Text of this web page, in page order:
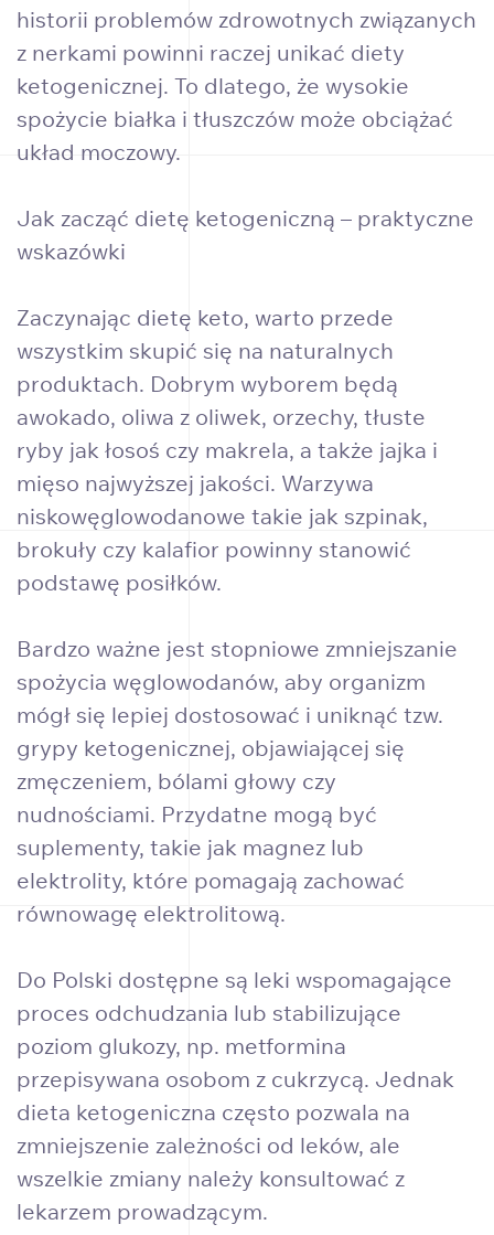
historii problemów zdrowotnych związanych
z nerkami powinni raczej unikać diety
ketogenicznej. To dlatego, że wysokie
spożycie białka i tłuszczów może obciążać
układ moczowy.
Jak zacząć dietę ketogeniczną – praktyczne
wskazówki
Zaczynając dietę keto, warto przede
wszystkim skupić się na naturalnych
produktach. Dobrym wyborem będą
awokado, oliwa z oliwek, orzechy, tłuste
ryby jak łosoś czy makrela, a także jajka i
mięso najwyższej jakości. Warzywa
niskowęglowodanowe takie jak szpinak,
brokuły czy kalafior powinny stanowić
podstawę posiłków.
Bardzo ważne jest stopniowe zmniejszanie
spożycia węglowodanów, aby organizm
mógł się lepiej dostosować i uniknąć tzw.
grypy ketogenicznej, objawiającej się
zmęczeniem, bólami głowy czy
nudnościami. Przydatne mogą być
suplementy, takie jak magnez lub
elektrolity, które pomagają zachować
równowagę elektrolitową.
Do Polski dostępne są leki wspomagające
proces odchudzania lub stabilizujące
poziom glukozy, np. metformina
przepisywana osobom z cukrzycą. Jednak
dieta ketogeniczna często pozwala na
zmniejszenie zależności od leków, ale
wszelkie zmiany należy konsultować z
lekarzem prowadzącym.